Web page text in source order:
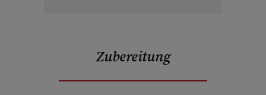
Zubereitung